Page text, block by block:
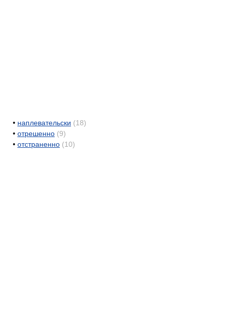
• наплевательски (18)
• отрешенно (9)
• отстраненно (10)